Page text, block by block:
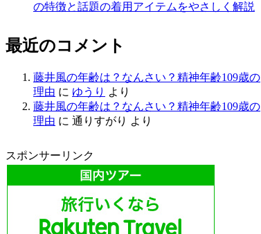
の特徴と話題の着用アイテムをやさしく解説
最近のコメント
藤井風の年齢は？なんさい？精神年齢109歳の
理由 に ゆうり より
藤井風の年齢は？なんさい？精神年齢109歳の
理由 に 通りすがり より
スポンサーリンク